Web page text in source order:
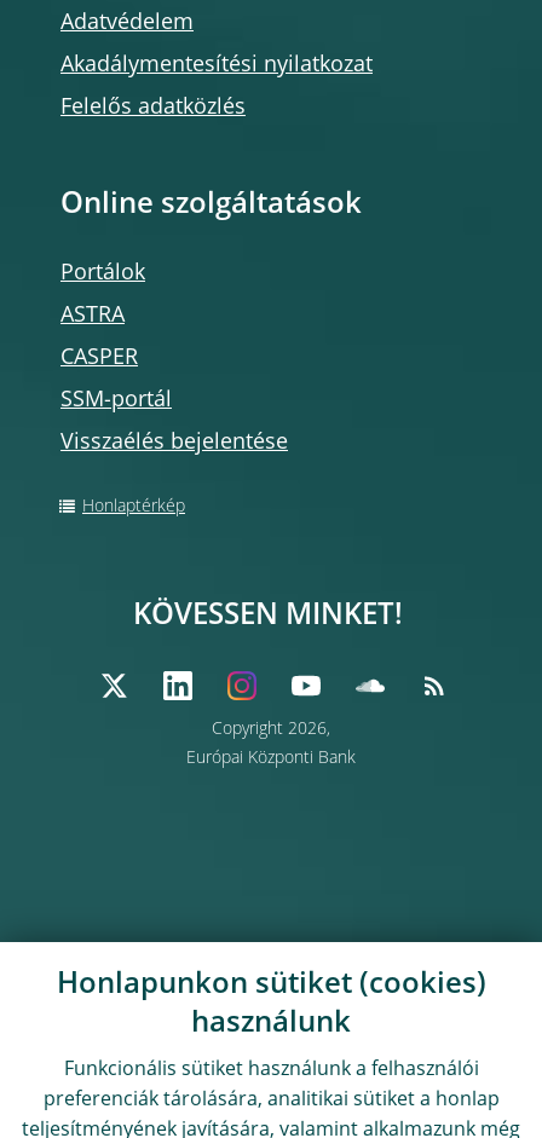
Adatvédelem
Akadálymentesítési nyilatkozat
Felelős adatközlés
Online szolgáltatások
Portálok
ASTRA
CASPER
SSM-portál
Visszaélés bejelentése
Honlaptérkép
Copyright 2026,
Európai Központi Bank
KÖVESSEN MINKET!
Honlapunkon sütiket (cookies)
használunk
Funkcionális sütiket használunk a felhasználói
preferenciák tárolására, analitikai sütiket a honlap
teljesítményének javítására, valamint alkalmazunk még